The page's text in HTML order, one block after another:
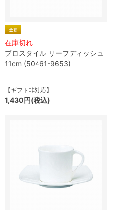
在庫切れ
プロスタイル リーフディッシュ
11cm (50461-9653)
【ギフト非対応】
1,430円(税込)